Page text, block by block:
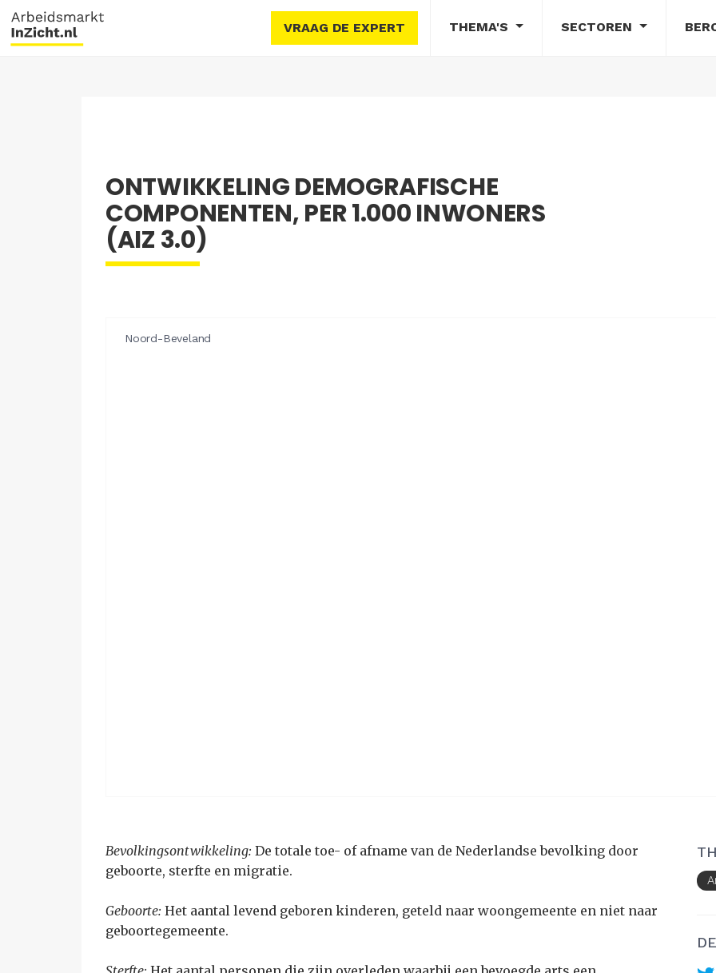
VRAAG DE EXPERT THEMA'S SECTOREN
ONTWIKKELING DEMOGRAFISCHE
COMPONENTEN, PER 1.000 INWONERS
(AIZ 3.0)
Bevolkingsontwikkeling: De totale toe- of afname van de Nederlandse bevolking door
geboorte, sterfte en migratie.
Geboorte: Het aantal levend geboren kinderen, geteld naar woongemeente en niet naar
geboortegemeente.